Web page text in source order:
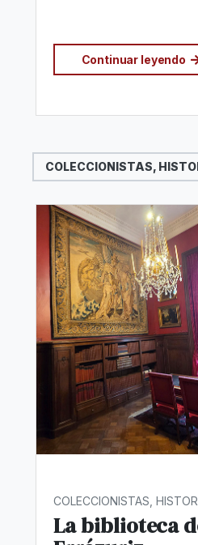
Continuar leyendo
COLECCIONISTAS,
COLECCIONISTAS,
La biblioteca